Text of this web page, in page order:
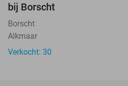
bij Borscht
Borscht
Alkmaar
Verkocht: 30